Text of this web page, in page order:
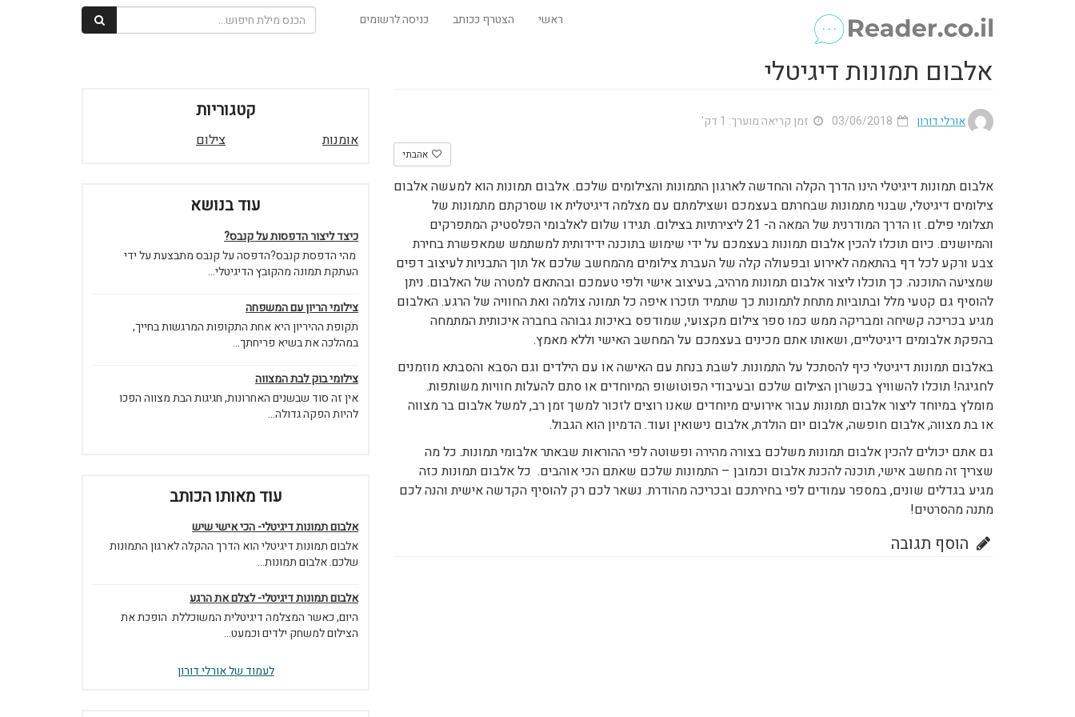
ראשי הצטרף ככותב כניסה לרשומים
אלבום תמונות דיגיטלי
אורלי דורון זמן קריאה מוערך: 1 דק'
אהבתי
אלבום תמונות דיגיטלי הינו הדרך הקלה והחדשה לארגון התמונות והצילומים שלכם. אלבום תמונות הוא למעשה אלבום
צילומים דיגיטלי, שבנוי מתמונות שבחרתם בעצמכם ושצילמתם עם מצלמה דיגיטלית או שסרקתם מתמונות של
תצלומי פילם. זו הדרך המודרנית של המאה ה- 21 ליצירתיות בצילום. תגידו שלום לאלבומי הפלסטיק המתפרקים
והמיושנים. כיום תוכלו להכין אלבום תמונות בעצמכם על ידי שימוש בתוכנה ידידותית למשתמש שמאפשרת בחירת
צבע ורקע לכל דף בהתאמה לאירוע ובפעולה קלה של העברת צילומים מהמחשב שלכם אל תוך התבניות לעיצוב דפים
שמציעה התוכנה. כך תוכלו ליצור אלבום תמונות מרהיב, בעיצוב אישי ולפי טעמכם ובהתאם למטרה של האלבום. ניתן
להוסיף גם קטעי מלל ובתוביות מתחת לתמונות כך שתמיד תזכרו איפה כל תמונה צולמה ואת החוויה של הרגע. האלבום
מגיע בכריכה קשיחה ומבריקה ממש כמו ספר צילום מקצועי, שמודפס באיכות גבוהה בחברה איכותית המתמחה
בהפקת אלבומים דיגיטליים, ושאותו אתם מכינים בעצמכם על המחשב האישי וללא מאמץ.
באלבום תמונות דיגיטלי כיף להסתכל על התמונות. לשבת בנחת עם האישה או עם הילדים וגם הסבא והסבתא מוזמנים
לחגיגה! תוכלו להשוויץ בכשרון הצילום שלכם ובעיבודי הפוטושופ המיוחדים או סתם להעלות חוויות משותפות.
מומלץ במיוחד ליצור אלבום תמונות עבור אירועים מיוחדים שאנו רוצים לזכור למשך זמן רב, למשל אלבום בר מצווה
או בת מצווה, אלבום חופשה, אלבום יום הולדת, אלבום נישואין ועוד. הדמיון הוא הגבול.
גם אתם יכולים להכין אלבום תמונות משלכם בצורה מהירה ופשוטה לפי ההוראות שבאתר אלבומי תמונות. כל מה
שצריך זה מחשב אישי, תוכנה להכנת אלבום וכמובן – התמונות שלכם שאתם הכי אוהבים. כל אלבום תמונות כזה
מגיע בגדלים שונים, במספר עמודים לפי בחירתכם ובכריכה מהודרת. נשאר לכם רק להוסיף הקדשה אישית והנה לכם
מתנה מהסרטים!
הוסף תגובה
קטגוריות
אומנות צילום
עוד בנושא
כיצד ליצור הדפסות על קנבס?
מהי הדפסת קנבס?הדפסה על קנבס מתבצעת על ידי
העתקת תמונה מהקובץ הדיגיטלי...
צילומי הריון עם המשפחה
תקופת ההיריון היא אחת התקופות המרגשות בחייך,
במהלכה את בשיא פריחתך...
צילומי בוק לבת המצווה
אין זה סוד שבשנים האחרונות, חגיגות הבת מצווה הפכו
להיות הפקה גדולה...
עוד מאותו הכותב
אלבום תמונות דיגיטלי- הכי אישי שיש
אלבום תמונות דיגיטלי הוא הדרך ההקלה לארגון התמונות
שלכם. אלבום תמונות...
אלבום תמונות דיגיטלי- לצלם את הרגע
היום, כאשר המצלמה דיגיטלית המשוכללת הופכת את
הצילום למשחק ילדים וכמעט...
לעמוד של אורלי דורון